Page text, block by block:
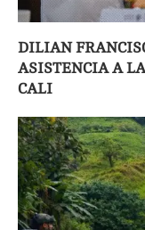
DILIAN
ASISTENCIA A
CALI